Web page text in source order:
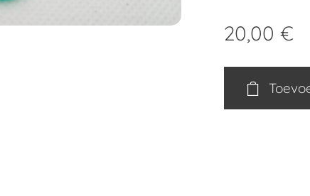
20,00 €